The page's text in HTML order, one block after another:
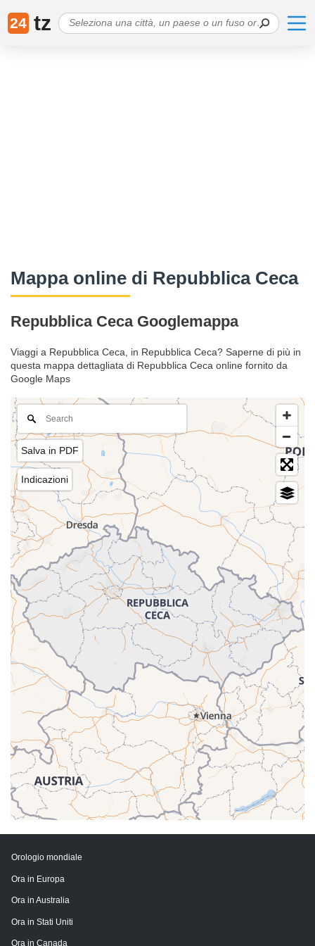
24 tz
Mappa online di Repubblica Ceca
Repubblica Ceca Googlemappa
Viaggi a Repubblica Ceca, in Repubblica Ceca? Saperne di più in
questa mappa dettagliata di Repubblica Ceca online fornito da
Google Maps
Salva in PDF
Indicazioni
Orologio mondiale
Ora in Europa
Ora in Australia
Ora in Stati Uniti
Ora in Canada